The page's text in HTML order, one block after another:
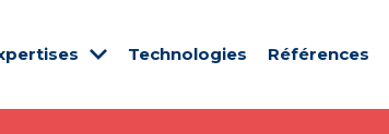
Technologies Références